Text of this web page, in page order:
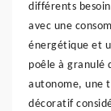
différents
avec une
énergétique et
poêle à granulé
autonome, une
décoratif